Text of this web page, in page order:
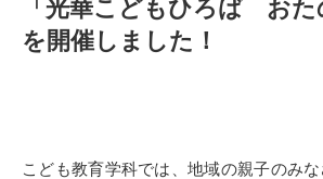
「光華こどもひろば おた
を開催しました！
こども教育学科では、地域の親子のみ